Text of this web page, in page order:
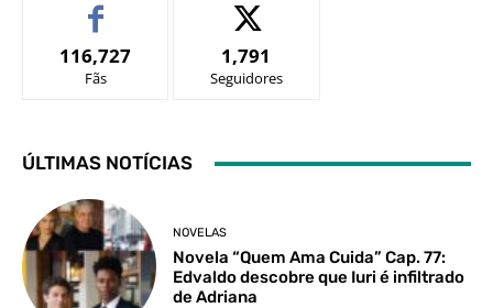
116,727
Fãs
1,791
Seguidores
ÚLTIMAS NOTÍCIAS
NOVELAS
Novela “Quem Ama Cuida” Cap. 77:
Edvaldo descobre que Iuri é infiltrado
de Adriana